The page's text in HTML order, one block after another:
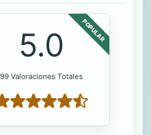
POPULAR
5.0
99 Valoraciones Totales